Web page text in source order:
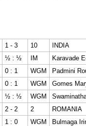
1 - 3 10
INDIA
½ : ½ IM
Karavade
0 : 1 WGM
Padmini
0 : 1 WGM
Gomes
½ : ½ WGM
2 - 2 2
ROMANIA
1 : 0 WGM
Bulmaga